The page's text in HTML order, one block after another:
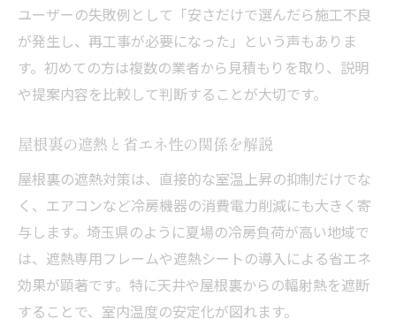
ユーザーの失敗例として「安さだけで選んだら施工不良
が発生し、再工事が必要になった」という声もありま
す。初めての方は複数の業者から見積もりを取り、説明
や提案内容を比較して判断することが大切です。
屋根裏の遮熱と省エネ性の関係を解説
屋根裏の遮熱対策は、直接的な室温上昇の抑制だけでな
く、エアコンなど冷房機器の消費電力削減にも大きく寄
与します。埼玉県のように夏場の冷房負荷が高い地域で
は、遮熱専用フレームや遮熱シートの導入による省エネ
効果が顕著です。特に天井や屋根裏からの輻射熱を遮断
することで、室内温度の安定化が図れます。